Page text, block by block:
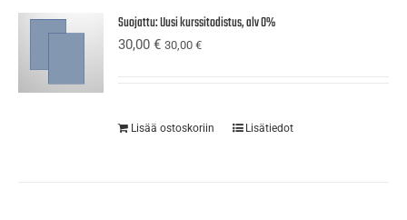
Suojattu: Uusi kurssitodistus, alv 0%
30,00€ 30,00€
Lisää ostoskoriin Lisätiedot